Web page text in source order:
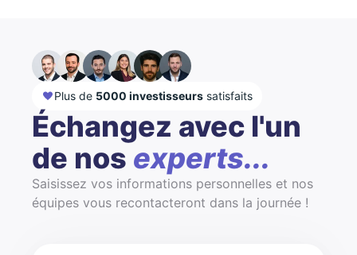
Plus de 5000 investisseurs satisfaits
Échangez avec l'un
de nos experts...
Saisissez vos informations personnelles et nos
équipes vous recontacteront dans la journée !